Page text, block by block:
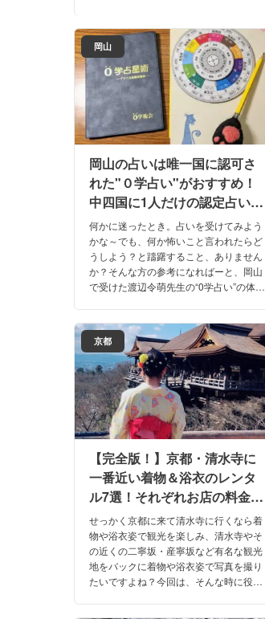
す。
岡山
岡山の占いは唯一国に認可さ
れた"０学占い"がおすすめ！
中四国に1人だけの認定占い師
さんも紹介！
何かに迷ったとき。占いを受けてみよう
かな～でも、何か怖いこと言われたらど
うしよう？と躊躇すること、ありません
か？そんな方の参考になればーと、岡山
で受けた渡辺令萌先生の“0学占い”の体験
用法」も♪
京都
【完全版！】京都・清水寺に
一番近い着物＆浴衣のレンタ
ル7選！それぞれお店の料金・
個性や特徴もご紹介！
せっかく京都に来て清水寺に行くなら着
物や浴衣姿で観光を楽しみ、清水寺やそ
の近くの二寧坂・産寧坂など有名な観光
地をバックに着物や浴衣姿で写真を撮り
たいですよね？今回は、そんな時に役立